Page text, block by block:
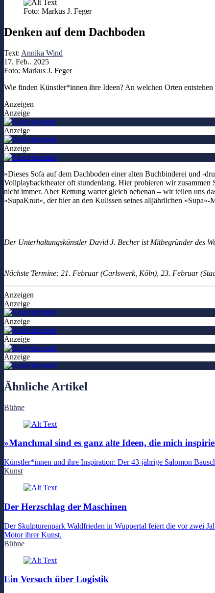
Foto: Markus J. Feger
Denken auf dem Dachboden
Text: Annika Wind
17. Feb.. 2025
Foto: Markus J. Feger
Wie finden Künstler*innen ihre Ideen? An welchen Orten
Anzeigen
Anzeige
Anzeige
Anzeige
»Dieses Sofa auf dem Dachboden einer alten Buchbinderei und -
Vollplaybacktheater oft stundenlang. Hier probieren wir zusammen
nicht immer. Aber Rettung wartet gleich nebenan – wir teilen uns
»SupaKnut«, der hier an den Kulissen seines alljährlichen
Der Unterhaltungskünstler David J. Becher ist Mitbegründer des
Nächste Termine: 21. Februar (Carlswerk, Köln), 23. Februar
Anzeigen
Anzeige
Anzeige
Anzeige
Anzeige
Ähnliche Artikel
Bühne
»Manchmal sind es ganz alte Ideen, die mich
Künstler*innen und ihre Inspiration: Der 43-jährige Salomon
Kunst
Der Herzschlag der Maschinen
Der Skulpturenpark Waldfrieden in Wuppertal feiert die vor zwei
Motor ihrer Kunst.
Bühne
Ein Versuch über Logistik